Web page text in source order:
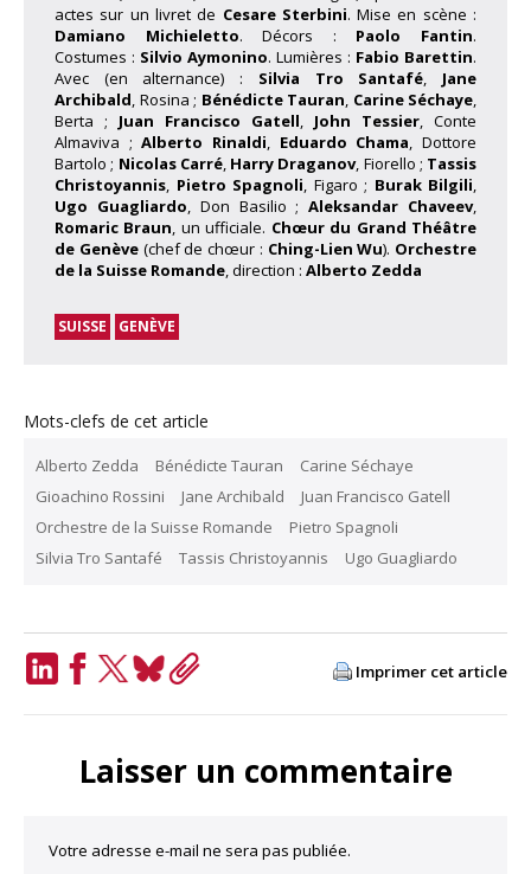
actes sur un livret de Cesare Sterbini.Mise en scène :
Damiano Michieletto. Décors : Paolo Fantin.
Costumes : Silvio Aymonino. Lumières : Fabio Barettin.
Avec (en alternance) : Silvia Tro Santafé, Jane
Archibald, Rosina ; Bénédicte Tauran, Carine Séchaye,
Berta ; Juan Francisco Gatell, John Tessier, Conte
Almaviva ;Alberto Rinaldi, Eduardo Chama, Dottore
Bartolo ; Nicolas Carré, Harry Draganov, Fiorello ; Tassis
Christoyannis, Pietro Spagnoli, Figaro ; Burak Bilgili,
Ugo Guagliardo, Don Basilio ;Aleksandar Chaveev,
Romaric Braun, un ufficiale. Chœur du Grand Théâtre
de Genève(chef de chœur : Ching-Lien Wu). Orchestre
de la Suisse Romande, direction : Alberto Zedda
SUISSE GENÈVE
Mots-clefs de cet article
Alberto Zedda Bénédicte Tauran
Carine Séchaye
Gioachino Rossini
Jane Archibald
Juan Francisco Gatell
Orchestre de la Suisse Romande
Pietro Spagnoli
Silvia Tro Santafé
Tassis Christoyannis Ugo Guagliardo
Imprimer cet article
Laisser un commentaire
Votre adresse e-mail ne sera pas publiée.